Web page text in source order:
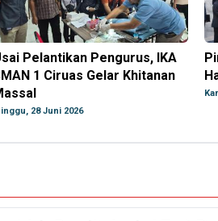
Pelantikan Pengurus, IKA
1 Ciruas Gelar Khitanan
28 Juni 2026